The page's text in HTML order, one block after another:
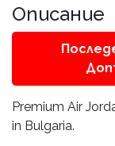
Описание
Premium Air
in Bulgaria.